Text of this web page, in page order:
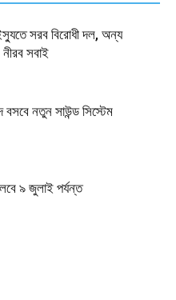
সরব বিরোধী দল, অন্য
সবাই
নতুন সাউন্ড সিস্টেম
৯ জুলাই পর্যন্ত